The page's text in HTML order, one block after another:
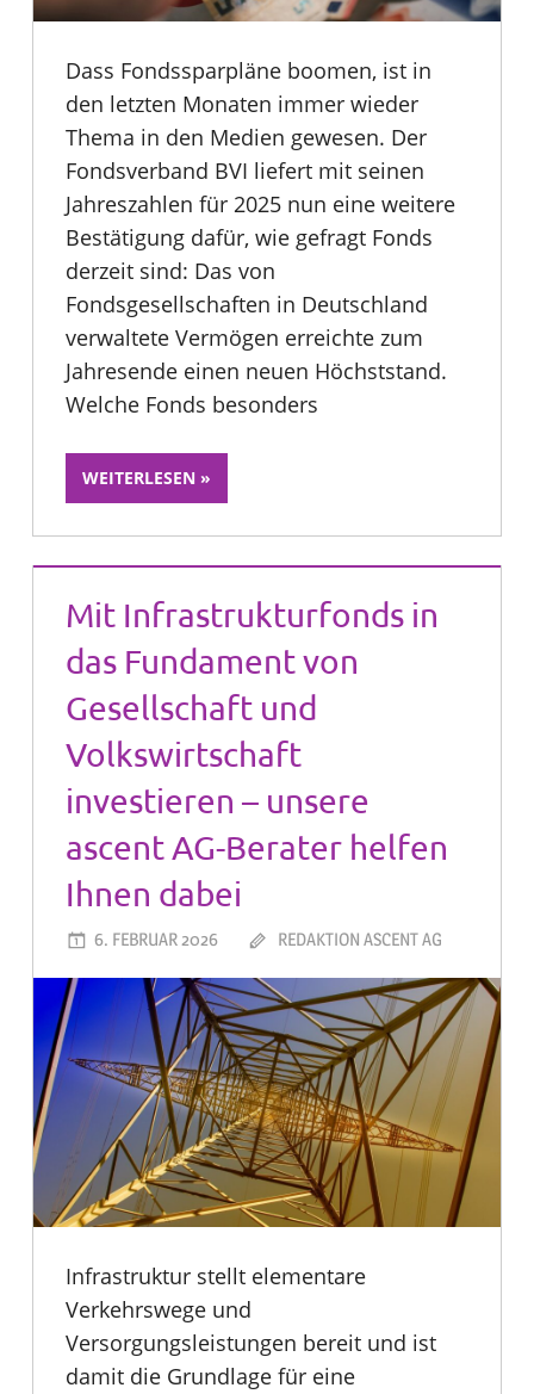
Dass Fondssparpläne boomen, ist in
den letzten Monaten immer wieder
Thema in den Medien gewesen. Der
Fondsverband BVI liefert mit seinen
Jahreszahlen für 2025 nun eine weitere
Bestätigung dafür, wie gefragt Fonds
derzeit sind: Das von
Fondsgesellschaften in Deutschland
verwaltete Vermögen erreichte zum
Jahresende einen neuen Höchststand.
Welche Fonds besonders
WEITERLESEN
Mit Infrastrukturfonds in
das Fundament von
Gesellschaft und
Volkswirtschaft
investieren – unsere
ascent AG-Berater helfen
Ihnen dabei
6. FEBRUAR 2026 REDAKTION ASCENT AG
Infrastruktur stellt elementare
Verkehrswege und
Versorgungsleistungen bereit und ist
damit die Grundlage für eine